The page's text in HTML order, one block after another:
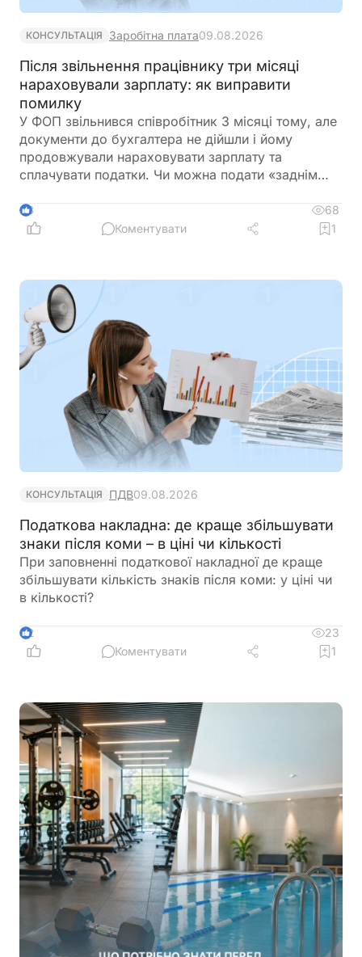
КОНСУЛЬТАЦІЯ Заробітна плата09.08.2026
Після звільнення працівнику три місяці
нараховували зарплату: як виправити
помилку
У ФОП звільнився співробітник 3 місяці тому, але
документи до бухгалтера не дійшли і йому
продовжували нараховувати зарплату та
сплачувати податки. Чи можна подати «заднім
податкову та відкоригувати зарплатну звітність? І
чи повинен він повернути виплачену йому
3
68
Коментувати
1
КОНСУЛЬТАЦІЯ ПДВ09.08.2026
Податкова накладна: де краще збільшувати
знаки після коми – в ціні чи кількості
При заповненні податкової накладної де краще
збільшувати кількість знаків після коми: у ціні чи
в кількості?
2
23
Коментувати
1